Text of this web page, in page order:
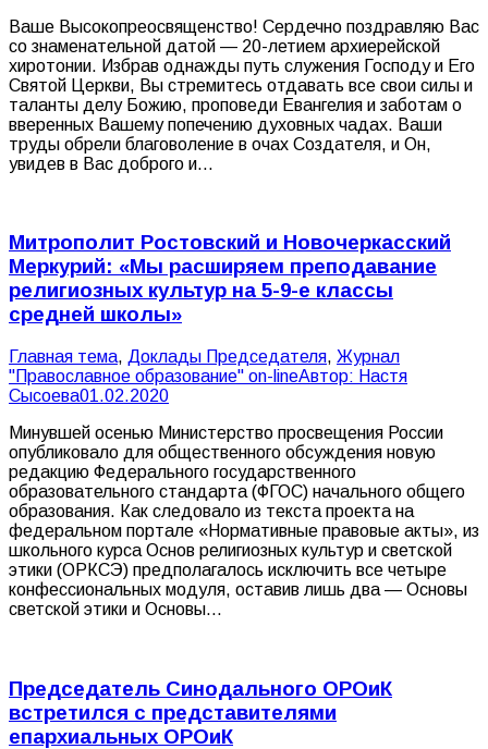
Ваше Высокопреосвященство! Сердечно поздравляю Вас
со знаменательной датой — 20-летием архиерейской
хиротонии. Избрав однажды путь служения Господу и Его
Святой Церкви, Вы стремитесь отдавать все свои силы и
таланты делу Божию, проповеди Евангелия и заботам о
вверенных Вашему попечению духовных чадах. Ваши
труды обрели благоволение в очах Создателя, и Он,
увидев в Вас доброго и…
Митрополит Ростовский и Новочеркасский
Меркурий: «Мы расширяем преподавание
религиозных культур на 5-9-е классы
средней школы»
Главная тема, Доклады Председателя, Журнал
"Православное образование" on-lineАвтор: Настя
Сысоева01.02.2020
Минувшей осенью Министерство просвещения России
опубликовало для общественного обсуждения новую
редакцию Федерального государственного
образовательного стандарта (ФГОС) начального общего
образования. Как следовало из текста проекта на
федеральном портале «Нормативные правовые акты», из
школьного курса Основ религиозных культур и светской
этики (ОРКСЭ) предполагалось исключить все четыре
конфессиональных модуля, оставив лишь два — Основы
светской этики и Основы…
Председатель Синодального ОРОиК
встретился с представителями
епархиальных ОРОиК